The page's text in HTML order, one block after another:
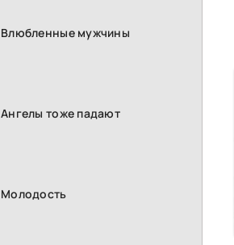
Влюбленные мужчины
Ангелы тоже падают
Молодость